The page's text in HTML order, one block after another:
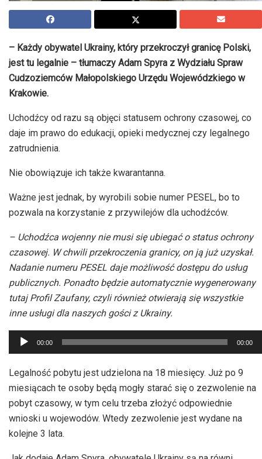
– Każdy obywatel Ukrainy, który przekroczył granicę Polski,
jest tu legalnie – tłumaczy Adam Spyra z Wydziału Spraw
Cudzoziemców Małopolskiego Urzędu Wojewódzkiego w
Krakowie.
Uchodźcy od razu są objęci statusem ochrony czasowej, co
daje im prawo do edukacji, opieki medycznej czy legalnego
zatrudnienia.
Nie obowiązuje ich także kwarantanna.
Ważne jest jednak, by wyrobili sobie numer PESEL, bo to
pozwala na korzystanie z przywilejów dla uchodźców.
– Uchodźca wojenny nie musi się ubiegać o status ochrony
czasowej. W chwili przekroczenia granicy, on ją już uzyskał.
Nadanie numeru PESEL daje możliwość dostępu do usług
publicznych. Ponadto będzie automatycznie wygenerowany
tutaj Profil Zaufany, czyli również otwierają się wszystkie
inne usługi dla naszych gości z Ukrainy.
Odtwarzacz
plików
dźwiękowych
00:00 00:00
Legalność pobytu jest udzielona na 18 miesięcy. Już po 9
miesiącach te osoby będą mogły starać się o zezwolenie na
pobyt czasowy, w tym celu trzeba złożyć odpowiednie
wnioski u wojewodów. Wtedy zezwolenie jest wydane na
kolejne 3 lata.